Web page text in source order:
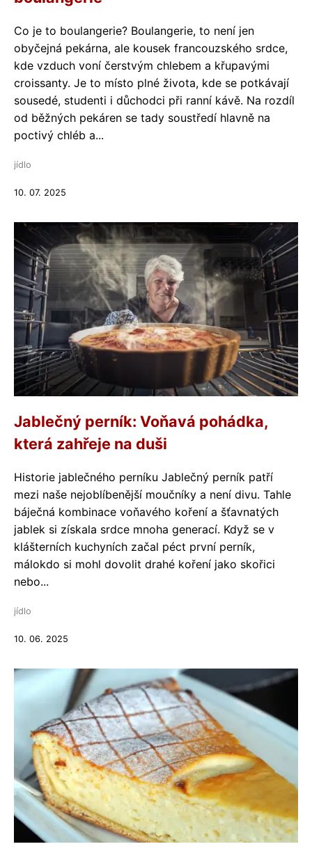
Co je to boulangerie? Boulangerie, to není jen
obyčejná pekárna, ale kousek francouzského srdce,
kde vzduch voní čerstvým chlebem a křupavými
croissanty. Je to místo plné života, kde se potkávají
sousedé, studenti i důchodci při ranní kávě. Na rozdíl
od běžných pekáren se tady soustředí hlavně na
poctivý chléb a...
jídlo
10. 07. 2025
Jablečný perník: Voňavá pohádka,
která zahřeje na duši
Historie jablečného perníku Jablečný perník patří
mezi naše nejoblíbenější moučníky a není divu. Tahle
báječná kombinace voňavého koření a šťavnatých
jablek si získala srdce mnoha generací. Když se v
klášterních kuchyních začal péct první perník,
málokdo si mohl dovolit drahé koření jako skořici
nebo...
jídlo
10. 06. 2025